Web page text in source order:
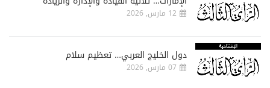
12 مارس, 2026
دول الخليج العربي… تعظيم سلام
07 مارس, 2026